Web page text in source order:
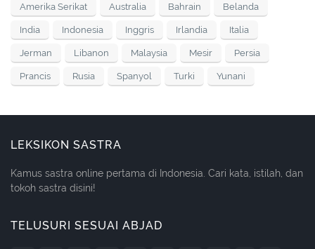
Amerika Serikat Australia Bahrain Belanda
India Indonesia Inggris Irlandia Italia
Jerman Libanon Malaysia Mesir Persia
Prancis Rusia Spanyol Turki Yunani
LEKSIKON SASTRA
Kamus sastra online pertama di Indonesia. Cari kata, istilah, dan
tokoh sastra disini!
TELUSURI SESUAI ABJAD